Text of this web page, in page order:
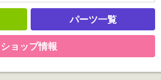
パーツ一覧
ショップ情報